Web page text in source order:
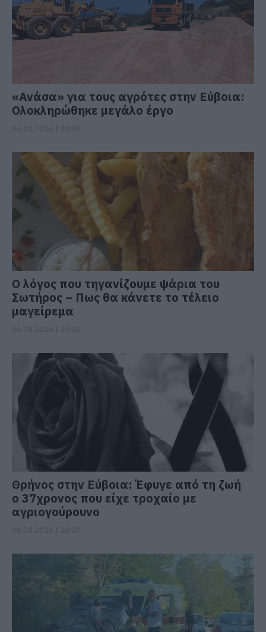
«Ανάσα» για τους αγρότες στην Εύβοια:
Ολοκληρώθηκε μεγάλο έργο
Ο λόγος που τηγανίζουμε ψάρια του
Σωτήρος – Πως θα κάνετε το τέλειο
μαγείρεμα
Θρήνος στην Εύβοια: Έφυγε από τη ζωή
ο 37χρονος που είχε τροχαίο με
αγριογούρουνο